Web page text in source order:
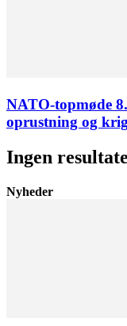
NATO-topmøde
oprustning og
Ingen
Nyheder